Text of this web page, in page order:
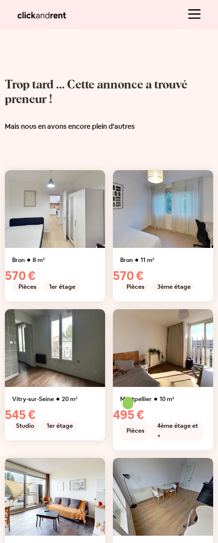
Trop tard ... Cette annonce a trouvé
preneur !
Mais nous en avons encore plein d'autres
Bron 8m²
570 €
Pièces 1er étage
Bron 11 m²
570 €
Pièces 3ème étage
Vitry-sur-Seine 20m²
545 €
Studio 1er étage
Montpellier 10m²
495 €
Pièces
4ème étage et
+